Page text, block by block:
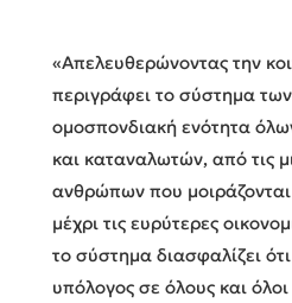
«Απελευθερώνοντας την
περιγράφει το σύστημα
ομοσπονδιακή ενότητα
και καταναλωτών, από τις
ανθρώπων που
μέχρι τις ευρύτερες
το σύστημα διασφαλίζει
υπόλογος σε όλους και